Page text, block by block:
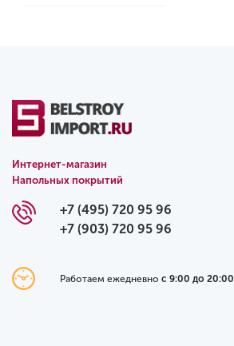
Интернет-магазин
Напольных покрытий
+7 (495) 720 95 96
+7 (903) 720 95 96
Работаем ежедневно с 9:00 до 20:00